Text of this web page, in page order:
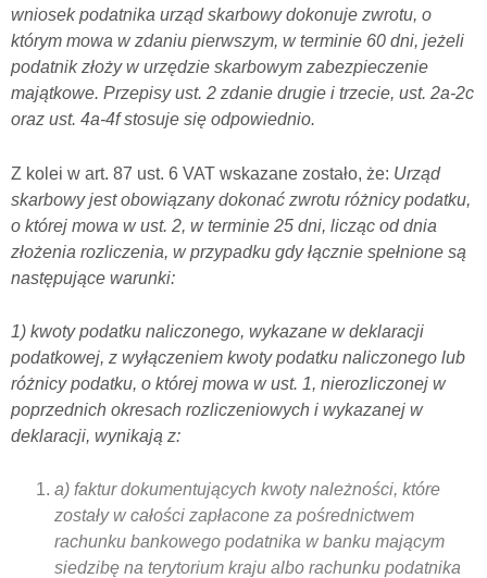
wniosek podatnika urząd skarbowy dokonuje zwrotu, o
którym mowa w zdaniu pierwszym, w terminie 60 dni, jeżeli
podatnik złoży w urzędzie skarbowym zabezpieczenie
majątkowe. Przepisy ust. 2 zdanie drugie i trzecie, ust. 2a-2c
oraz ust. 4a-4f stosuje się odpowiednio.
Z kolei w art. 87 ust. 6 VAT wskazane zostało, że: Urząd
skarbowy jest obowiązany dokonać zwrotu różnicy podatku,
o której mowa w ust. 2, w terminie 25 dni, licząc od dnia
złożenia rozliczenia, w przypadku gdy łącznie spełnione są
następujące warunki:
1) kwoty podatku naliczonego, wykazane w deklaracji
podatkowej, z wyłączeniem kwoty podatku naliczonego lub
różnicy podatku, o której mowa w ust. 1, nierozliczonej w
poprzednich okresach rozliczeniowych i wykazanej w
deklaracji, wynikają z:
a) faktur dokumentujących kwoty należności, które
zostały w całości zapłacone za pośrednictwem
rachunku bankowego podatnika w banku mającym
siedzibę na terytorium kraju albo rachunku podatnika